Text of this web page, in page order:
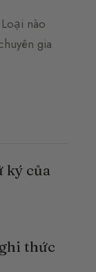
nào
gia
ký của
thức